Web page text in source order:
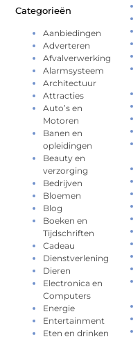
Categorieën
Aanbiedingen
Adverteren
Afvalverwerking
Alarmsysteem
Architectuur
Attracties
Auto’s en
Motoren
Banen en
opleidingen
Beauty en
verzorging
Bedrijven
Bloemen
Blog
Boeken en
Tijdschriften
Cadeau
Dienstverlening
Dieren
Electronica en
Computers
Energie
Entertainment
Eten en drinken